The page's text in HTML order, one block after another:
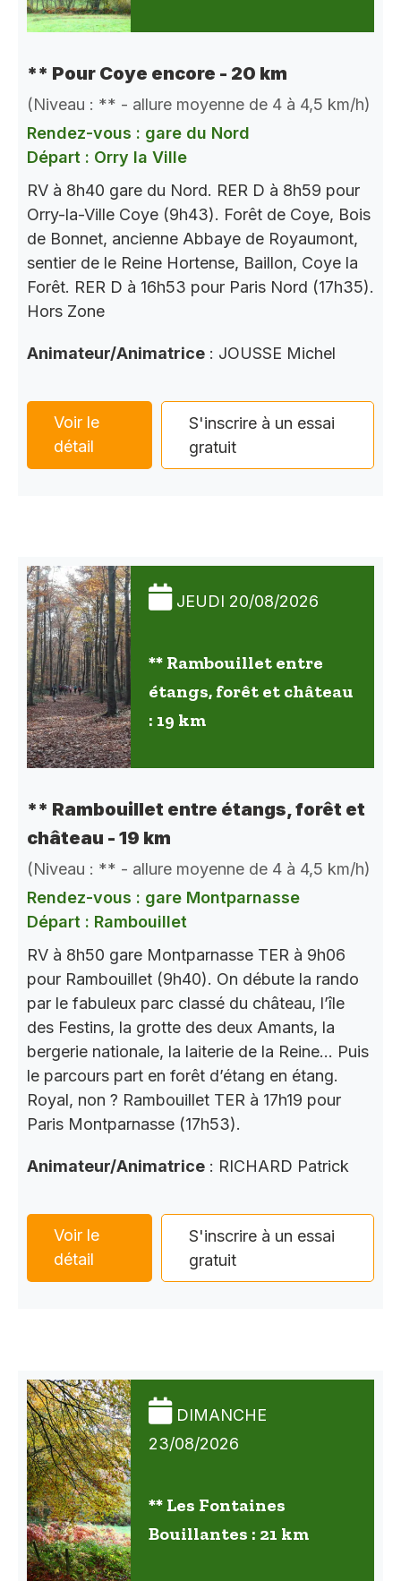
** Pour Coye encore - 20 km
(Niveau : ** - allure moyenne de 4 à 4,5 km/h)
Rendez-vous : gare du Nord
Départ : Orry la Ville
RV à 8h40 gare du Nord. RER D à 8h59 pour
Orry-la-Ville Coye (9h43). Forêt de Coye, Bois
de Bonnet, ancienne Abbaye de Royaumont,
sentier de le Reine Hortense, Baillon, Coye la
Forêt. RER D à 16h53 pour Paris Nord (17h35).
Hors Zone
Animateur/Animatrice : JOUSSE Michel
Voir le
détail
S'inscrire à un essai
gratuit
JEUDI 20/08/2026
** Rambouillet entre
étangs, forêt et château
: 19 km
** Rambouillet entre étangs, forêt et
château - 19 km
(Niveau : ** - allure moyenne de 4 à 4,5 km/h)
Rendez-vous : gare Montparnasse
Départ : Rambouillet
RV à 8h50 gare Montparnasse TER à 9h06
pour Rambouillet (9h40). On débute la rando
par le fabuleux parc classé du château, l’île
des Festins, la grotte des deux Amants, la
bergerie nationale, la laiterie de la Reine… Puis
le parcours part en forêt d’étang en étang.
Royal, non ? Rambouillet TER à 17h19 pour
Paris Montparnasse (17h53).
Animateur/Animatrice : RICHARD Patrick
Voir le
détail
S'inscrire à un essai
gratuit
DIMANCHE
23/08/2026
** Les Fontaines
Bouillantes : 21 km